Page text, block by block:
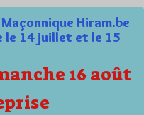
Hiram.be
le 14 juillet et le 15
16 août